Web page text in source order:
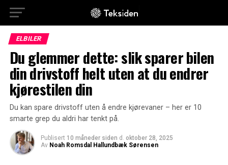
ELBILER
Du glemmer dette: slik sparer bilen
din drivstoff helt uten at du endrer
kjørestilen din
Du kan spare drivstoff uten å endre kjørevaner – her er 10
smarte grep du aldri har tenkt på.
Publisert 10 måneder siden d. oktober 28, 2025
Av Noah Romsdal Hallundbæk Sørensen